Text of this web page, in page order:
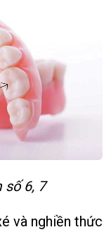
số 6, 7
và nghiền thức